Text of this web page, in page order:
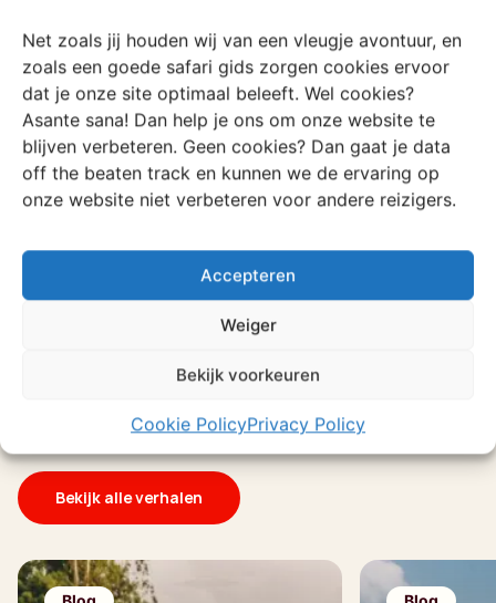
Net zoals jij houden wij van een vleugje avontuur, en
zoals een goede safari gids zorgen cookies ervoor
dat je onze site optimaal beleeft. Wel cookies?
Asante sana! Dan help je ons om onze website te
blijven verbeteren. Geen cookies? Dan gaat je data
off the beaten track en kunnen we de ervaring op
onze website niet verbeteren voor andere reizigers.
Accepteren
Weiger
Bekijk voorkeuren
Cookie PolicyPrivacy Policy
geslapen in onze persoonlijke camper en een
paar nachten in luxe accommodaties. Alles
was geweldig georganiseerd!
Martin
Lovebirds Zuid-Afrika
Meer over Zuid-
Afrika
Bekijk alle verhalen